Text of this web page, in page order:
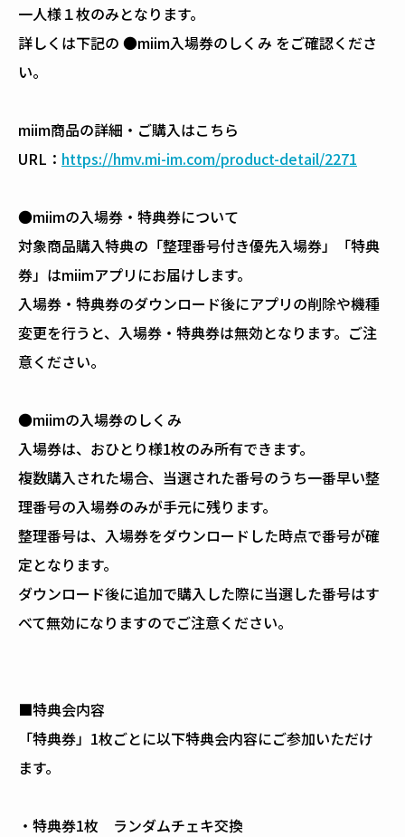
一人様１枚のみとなります。
詳しくは下記の ●miim入場券のしくみ をご確認くださ
い。
miim商品の詳細・ご購入はこちら
URL： https://hmv.mi-im.com/product-detail/2271
●miimの入場券・特典券について
対象商品購入特典の「整理番号付き優先入場券」「特典
券」はmiimアプリにお届けします。
入場券・特典券のダウンロード後にアプリの削除や機種
変更を行うと、入場券・特典券は無効となります。ご注
意ください。
●miimの入場券のしくみ
入場券は、おひとり様1枚のみ所有できます。
複数購入された場合、当選された番号のうち一番早い整
理番号の入場券のみが手元に残ります。
整理番号は、入場券をダウンロードした時点で番号が確
定となります。
ダウンロード後に追加で購入した際に当選した番号はす
べて無効になりますのでご注意ください。
■特典会内容
「特典券」1枚ごとに以下特典会内容にご参加いただけ
ます。
・特典券1枚 ランダムチェキ交換